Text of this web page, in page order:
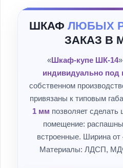
ШКАФ ЛЮБЫХ
ЗАКАЗ В
«Шкаф-купе ШК-14
индивидуально под
собственном
привязаны к типовым
1 мм позволяет
помещение:
встроенные. Ширина
Материалы: ЛДСП,